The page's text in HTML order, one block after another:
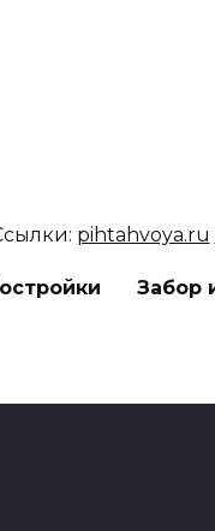
Забор
pihtahvoya.ru